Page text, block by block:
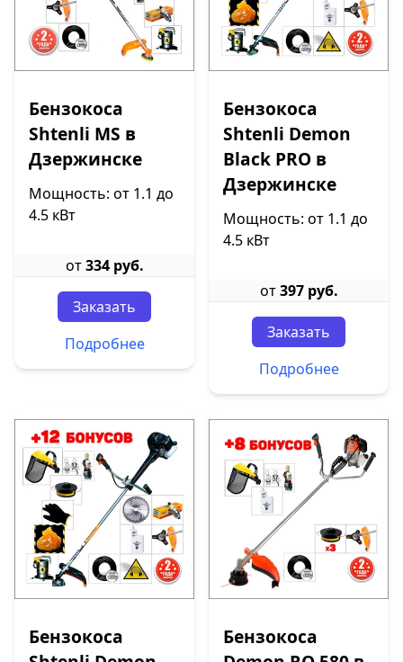
Бензокоса
Shtenli MS в
Дзержинске
Мощность: от 1.1 до
4.5 кВт
от334 руб.
Заказать
Подробнее
Бензокоса
Shtenli Demon
Black PRO в
Дзержинске
Мощность: от 1.1 до
4.5 кВт
от397 руб.
Заказать
Подробнее
Бензокоса
Бензокоса